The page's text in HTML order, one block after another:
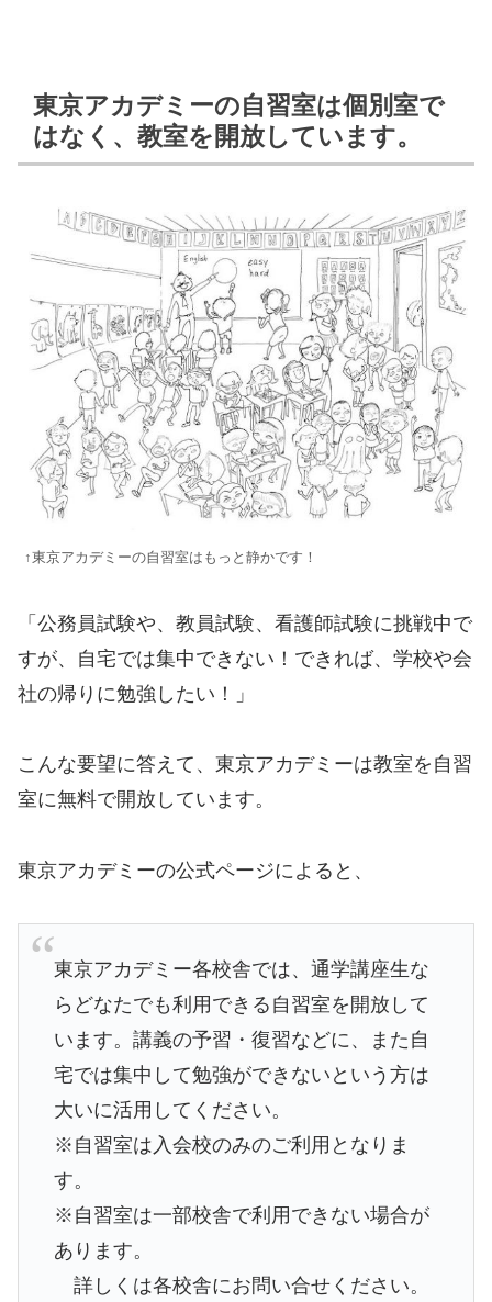
東京アカデミーの自習室は個別室で
はなく、教室を開放しています。
↑東京アカデミーの自習室はもっと静かです！
「公務員試験や、教員試験、看護師試験に挑戦中で
すが、自宅では集中できない！できれば、学校や会
社の帰りに勉強したい！」
こんな要望に答えて、東京アカデミーは教室を自習
室に無料で開放しています。
東京アカデミーの公式ページによると、
東京アカデミー各校舎では、通学講座生な
らどなたでも利用できる自習室を開放して
います。講義の予習・復習などに、また自
宅では集中して勉強ができないという方は
大いに活用してください。
※自習室は入会校のみのご利用となりま
す。
※自習室は一部校舎で利用できない場合が
あります。
詳しくは各校舎にお問い合せください。